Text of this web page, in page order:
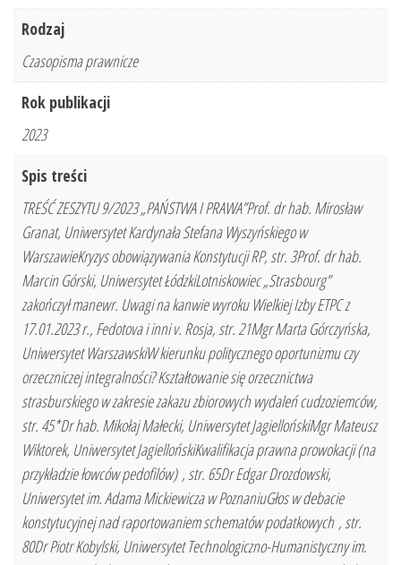
Rodzaj
Czasopisma prawnicze
Rok publikacji
2023
Spis treści
TREŚĆ ZESZYTU 9/2023 „PAŃSTWA I PRAWA”Prof. dr hab. Mirosław
Granat, Uniwersytet Kardynała Stefana Wyszyńskiego w
WarszawieKryzys obowiązywania Konstytucji RP, str. 3Prof. dr hab.
Marcin Górski, Uniwersytet ŁódzkiLotniskowiec „Strasbourg”
zakończył manewr. Uwagi na kanwie wyroku Wielkiej Izby ETPC z
17.01.2023 r., Fedotova i inni v. Rosja, str. 21Mgr Marta Górczyńska,
Uniwersytet WarszawskiW kierunku politycznego oportunizmu czy
orzeczniczej integralności? Kształtowanie się orzecznictwa
strasburskiego w zakresie zakazu zbiorowych wydaleń cudzoziemców,
str. 45*Dr hab. Mikołaj Małecki, Uniwersytet JagiellońskiMgr Mateusz
Wiktorek, Uniwersytet JagiellońskiKwalifikacja prawna prowokacji (na
przykładzie łowców pedofilów) , str. 65Dr Edgar Drozdowski,
Uniwersytet im. Adama Mickiewicza w PoznaniuGłos w debacie
konstytucyjnej nad raportowaniem schematów podatkowych , str.
80Dr Piotr Kobylski, Uniwersytet Technologiczno-Humanistyczny im.